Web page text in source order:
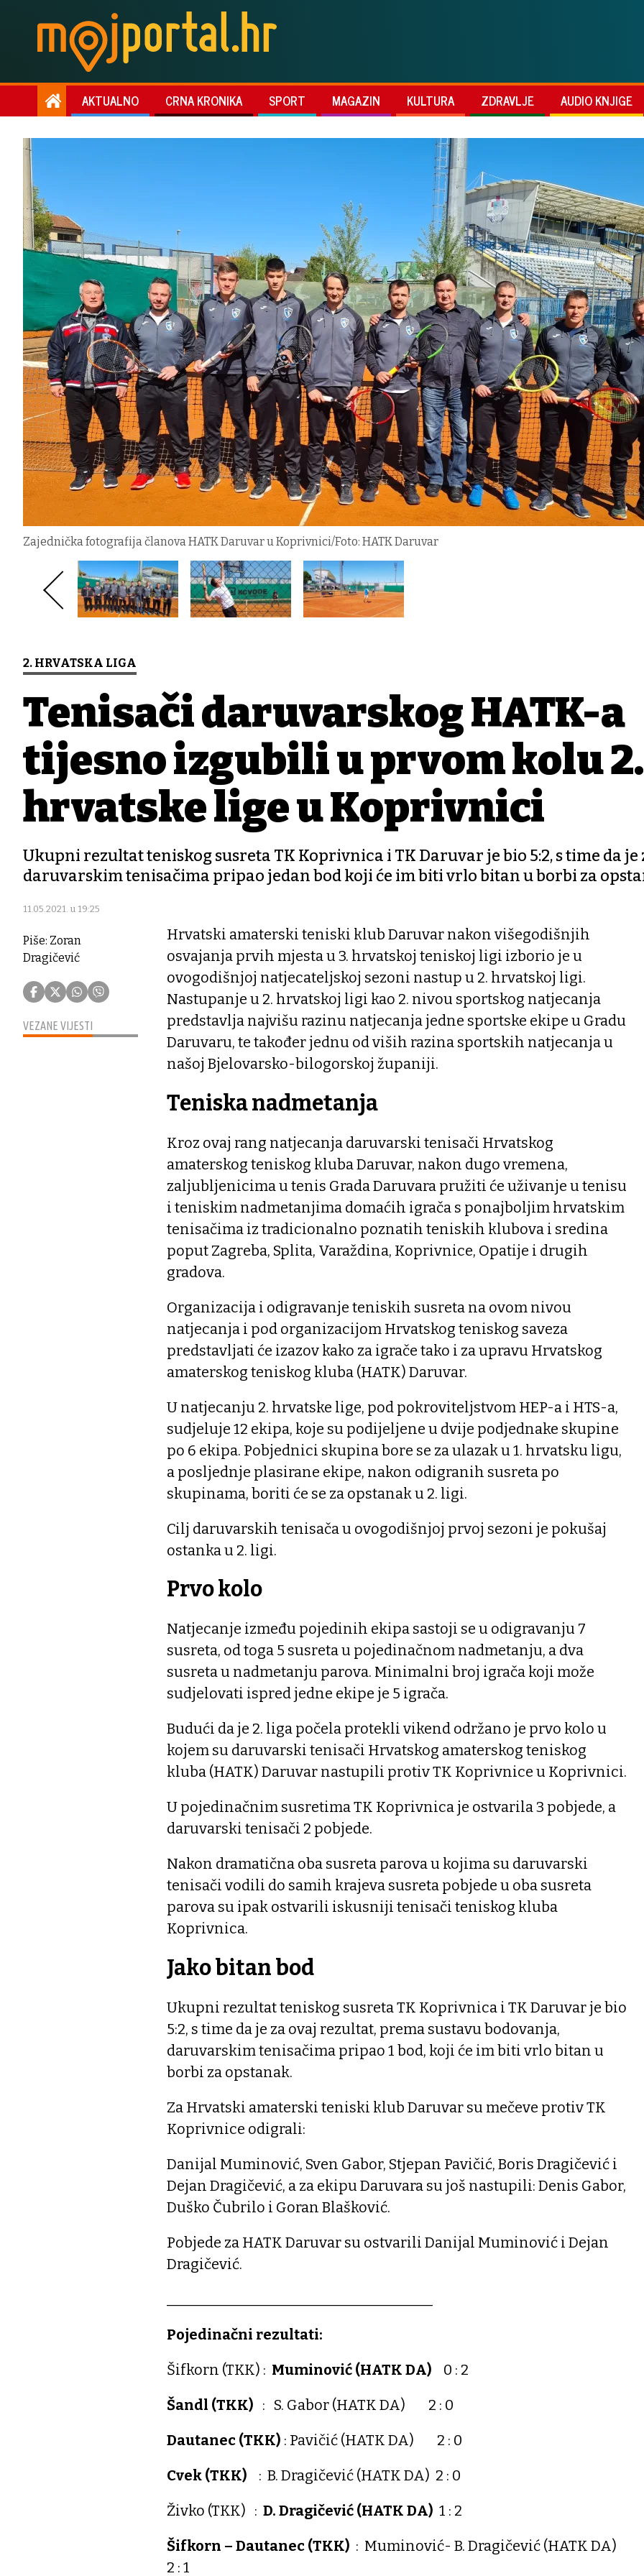
AKTUALNO CRNA KRONIKA SPORT MAGAZIN KULTURA ZDRAVLJE AUDIO KNJIGE
Zajednička fotografija članova HATK Daruvar u Koprivnici/Foto: HATK Daruvar
2. HRVATSKA LIGA
Tenisači daruvarskog HATK-a
tijesno izgubili u prvom kolu 2.
hrvatske lige u Koprivnici
Ukupni rezultat teniskog susreta TK Koprivnica i TK Daruvar je bio 5:2, s time da je
daruvarskim tenisačima pripao jedan bod koji će im biti vrlo bitan u borbi za
11.05.2021. u 19:25
Piše: Zoran
Dragičević
VEZANE VIJESTI
Hrvatski amaterski teniski klub Daruvar nakon višegodišnjih
osvajanja prvih mjesta u 3. hrvatskoj teniskoj ligi izborio je u
ovogodišnjoj natjecateljskoj sezoni nastup u 2. hrvatskoj ligi.
Nastupanje u 2. hrvatskoj ligi kao 2. nivou sportskog natjecanja
predstavlja najvišu razinu natjecanja jedne sportske ekipe u Gradu
Daruvaru, te također jednu od viših razina sportskih natjecanja u
našoj Bjelovarsko-bilogorskoj županiji.
Teniska nadmetanja
Kroz ovaj rang natjecanja daruvarski tenisači Hrvatskog
amaterskog teniskog kluba Daruvar, nakon dugo vremena,
zaljubljenicima u tenis Grada Daruvara pružiti će uživanje u tenisu
i teniskim nadmetanjima domaćih igrača s ponajboljim hrvatskim
tenisačima iz tradicionalno poznatih teniskih klubova i sredina
poput Zagreba, Splita, Varaždina, Koprivnice, Opatije i drugih
gradova.
Organizacija i odigravanje teniskih susreta na ovom nivou
natjecanja i pod organizacijom Hrvatskog teniskog saveza
predstavljati će izazov kako za igrače tako i za upravu Hrvatskog
amaterskog teniskog kluba (HATK) Daruvar.
U natjecanju 2. hrvatske lige, pod pokroviteljstvom HEP-a i HTS-a,
sudjeluje 12 ekipa, koje su podijeljene u dvije podjednake skupine
po 6 ekipa. Pobjednici skupina bore se za ulazak u 1. hrvatsku ligu,
a posljednje plasirane ekipe, nakon odigranih susreta po
skupinama, boriti će se za opstanak u 2. ligi.
Cilj daruvarskih tenisača u ovogodišnjoj prvoj sezoni je pokušaj
ostanka u 2. ligi.
Prvo kolo
Natjecanje između pojedinih ekipa sastoji se u odigravanju 7
susreta, od toga 5 susreta u pojedinačnom nadmetanju, a dva
susreta u nadmetanju parova. Minimalni broj igrača koji može
sudjelovati ispred jedne ekipe je 5 igrača.
Budući da je 2. liga počela protekli vikend održano je prvo kolo u
kojem su daruvarski tenisači Hrvatskog amaterskog teniskog
kluba (HATK) Daruvar nastupili protiv TK Koprivnice u Koprivnici.
U pojedinačnim susretima TK Koprivnica je ostvarila 3 pobjede, a
daruvarski tenisači 2 pobjede.
Nakon dramatična oba susreta parova u kojima su daruvarski
tenisači vodili do samih krajeva susreta pobjede u oba susreta
parova su ipak ostvarili iskusniji tenisači teniskog kluba
Koprivnica.
Jako bitan bod
Ukupni rezultat teniskog susreta TK Koprivnica i TK Daruvar je bio
5:2, s time da je za ovaj rezultat, prema sustavu bodovanja,
daruvarskim tenisačima pripao 1 bod, koji će im biti vrlo bitan u
borbi za opstanak.
Za Hrvatski amaterski teniski klub Daruvar su mečeve protiv TK
Koprivnice odigrali:
Danijal Muminović, Sven Gabor, Stjepan Pavičić, Boris Dragičević i
Dejan Dragičević, a za ekipu Daruvara su još nastupili: Denis Gabor,
Duško Čubrilo i Goran Blašković.
Pobjede za HATK Daruvar su ostvarili Danijal Muminović i Dejan
Dragičević.
Pojedinačni rezultati:
Šifkorn (TKK) : Muminović (HATK DA) 0 : 2
Šandl (TKK) : S. Gabor (HATK DA) 2 : 0
Dautanec (TKK) : Pavičić (HATK DA) 2 : 0
Cvek (TKK) : B. Dragičević (HATK DA) 2 : 0
Živko (TKK) : D. Dragičević (HATK DA) 1 : 2
Šifkorn – Dautanec (TKK) : Muminović- B. Dragičević (HATK DA)
2 : 1